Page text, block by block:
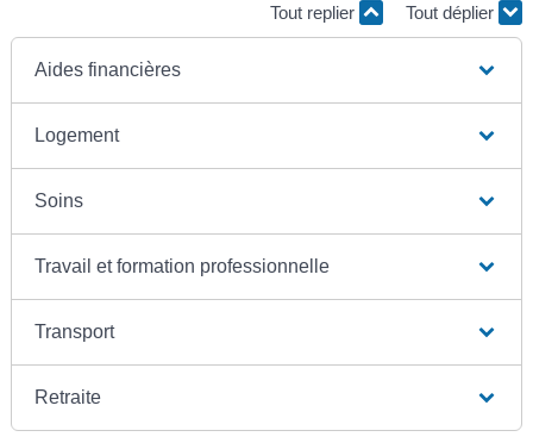
Tout replier Tout déplier
Aides financières
Logement
Soins
Travail et formation professionnelle
Transport
Retraite